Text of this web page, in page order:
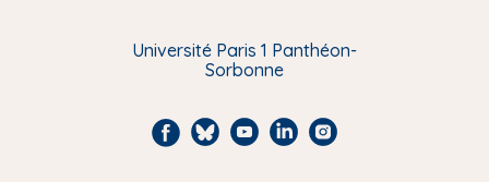
Université Paris 1 Panthéon-
Sorbonne
F
B
Y
L
I